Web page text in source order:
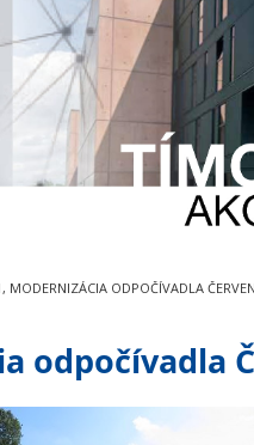
MODERNIZÁCIA ODPOČÍVADLA
odpočívadla